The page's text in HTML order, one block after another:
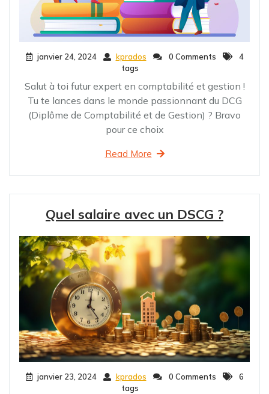
janvier 24, 2024 kprados 0 Comments
4
tags
Salut à toi futur expert en comptabilité et gestion !
Tu te lances dans le monde passionnant du DCG
(Diplôme de Comptabilité et de Gestion) ? Bravo
pour ce choix
Read More
Quel salaire avec un DSCG ?
janvier 23, 2024 kprados 0 Comments
6
tags